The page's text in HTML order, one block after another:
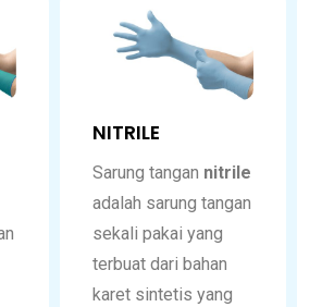
NITRILE
Sarung tangan nitrile
adalah sarung tangan
sekali pakai yang
terbuat dari bahan
karet sintetis yang